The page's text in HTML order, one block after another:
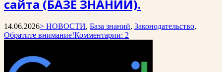
сайта (БАЗЕ ЗНАНИЙ).
14.06.2026> НОВОСТИ, База знаний, Законодательство,
Обратите внимание!Комментарии: 2